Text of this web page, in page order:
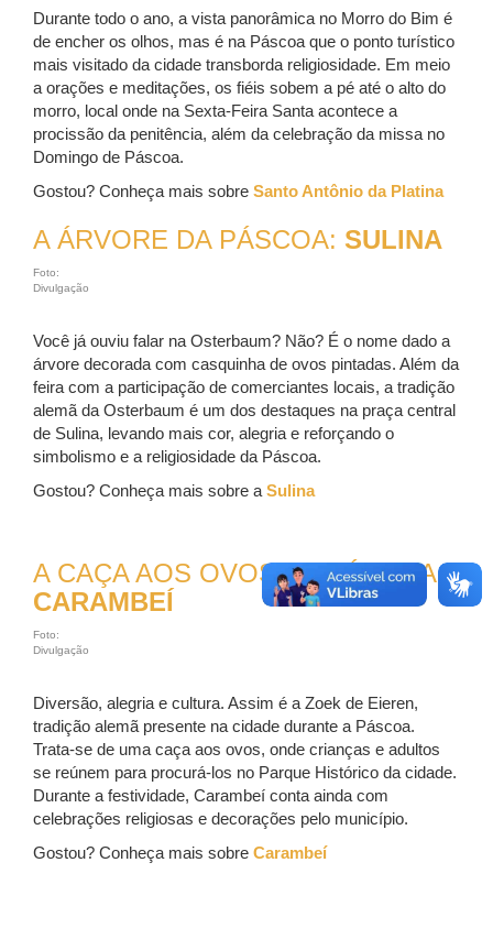
Durante todo o ano, a vista panorâmica no Morro do Bim é
de encher os olhos, mas é na Páscoa que o ponto turístico
mais visitado da cidade transborda religiosidade. Em meio
a orações e meditações, os fiéis sobem a pé até o alto do
morro, local onde na Sexta-Feira Santa acontece a
procissão da penitência, além da celebração da missa no
Domingo de Páscoa.
Gostou? Conheça mais sobre Santo Antônio da Platina
A ÁRVORE DA PÁSCOA: SULINA
Foto:
Divulgação
Você já ouviu falar na Osterbaum? Não? É o nome dado a
árvore decorada com casquinha de ovos pintadas. Além da
feira com a participação de comerciantes locais, a tradição
alemã da Osterbaum é um dos destaques na praça central
de Sulina, levando mais cor, alegria e reforçando o
simbolismo e a religiosidade da Páscoa.
Gostou? Conheça mais sobre a Sulina
A CAÇA AOS OVOS NA PÁSCOA:
CARAMBEÍ
Foto:
Divulgação
Diversão, alegria e cultura. Assim é a Zoek de Eieren,
tradição alemã presente na cidade durante a Páscoa.
Trata-se de uma caça aos ovos, onde crianças e adultos
se reúnem para procurá-los no Parque Histórico da cidade.
Durante a festividade, Carambeí conta ainda com
celebrações religiosas e decorações pelo município.
Gostou? Conheça mais sobre Carambeí